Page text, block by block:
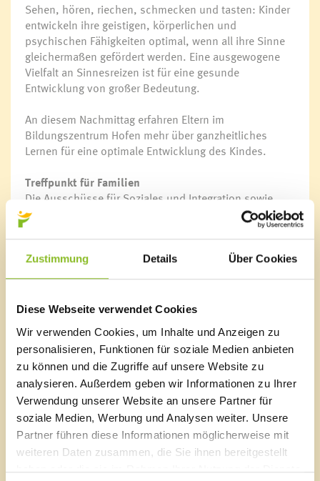
Zustimmung Details Über Cookies
Diese Webseite verwendet Cookies
Wir verwenden Cookies, um Inhalte und Anzeigen zu
personalisieren, Funktionen für soziale Medien anbieten
zu können und die Zugriffe auf unsere Website zu
analysieren. Außerdem geben wir Informationen zu Ihrer
Verwendung unserer Website an unsere Partner für
soziale Medien, Werbung und Analysen weiter. Unsere
Partner führen diese Informationen möglicherweise mit
weiteren Daten zusammen, die Sie ihnen bereitgestellt
haben oder die sie im Rahmen Ihrer Nutzung der Dienste
Sehen, hören, riechen, schmecken und tasten: Kinder
entwickeln ihre geistigen, körperlichen und
psychischen Fähigkeiten optimal, wenn all ihre Sinne
gleichermaßen gefördert werden. Eine ausgewogene
Vielfalt an Sinnesreizen ist für eine gesunde
Entwicklung von großer Bedeutung.
An diesem Nachmittag erfahren Eltern im
Bildungszentrum Hofen mehr über ganzheitliches
Lernen für eine optimale Entwicklung des Kindes.
Treffpunkt für Familien
Die Ausschüsse für Soziales und Integration sowie
Jugend und Freizeit der Marktgemeinde Frastanz laden
einmal im Monat zum Fraschtner Treff. Ausgesuchte
Referentinnen und Referenten berichten über soziale,
erzieherische und gesundheitliche Themen, die
Familien ansprechen.
Nächster Fraschtner Treff:
Wann: 20.04.2022, 15:00 Uhr
Ort: Bildungszentrum Hofen (Eingang Schmittengasse)
Für Mütter und Väter, die Kinder mitbringen möchten,
ist eine Betreuung eingerichtet.
Der Eintritt ist frei.